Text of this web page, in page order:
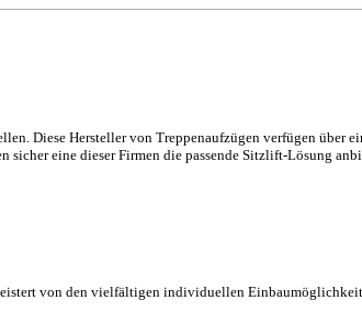
Diese Hersteller von Treppenaufzügen verfügen über
sicher eine dieser Firmen die passende Sitzlift-Lösung
von den vielfältigen individuellen